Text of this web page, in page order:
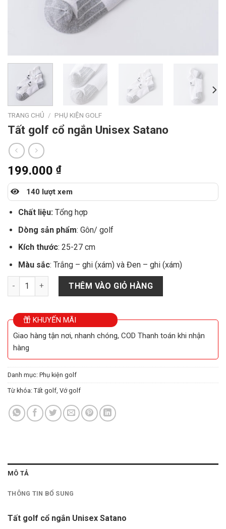
TRANG CHỦ / PHỤ KIỆN GOLF
Tất golf cổ ngắn Unisex Satano
199.000 ₫
140 lượt xem
Chất liệu:Tổng hợp
Dòng sản phẩm: Gôn/ golf
Kích thước: 25-27 cm
Màu sắc: Trắng – ghi (xám) và Đen – ghi (xám)
Tất golf cổ ngắn Unisex Satano số lượng
THÊM VÀO GIỎ HÀNG
KHUYẾN MÃI
Giao hàng tận nơi, nhanh chóng, COD Thanh toán khi nhận
hàng
Danh mục: Phụ kiện golf
Từ khóa: Tất golf Vớ golf
MÔ TẢ
THÔNG TIN BỔ SUNG
Tất golf cổ ngắn Unisex Satano